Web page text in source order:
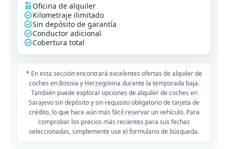
Oficina de alquiler
Kilometraje ilimitado
Sin depósito de garantía
Conductor adicional
Cobertura total
* En esta sección encontrará excelentes ofertas de alquiler de
coches en Bosnia y Herzegovina durante la temporada baja.
También puede explorar opciones de alquiler de coches en
Sarajevo sin depósito y sin requisito obligatorio de tarjeta de
crédito, lo que hace aún más fácil reservar un vehículo. Para
comprobar los precios más recientes para sus fechas
seleccionadas, simplemente use el formulario de búsqueda.